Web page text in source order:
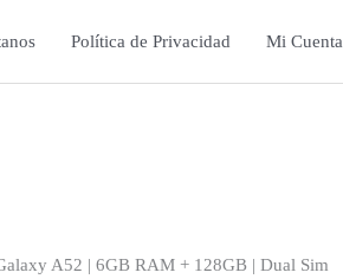
Política de Privacidad Mi Cuenta
A52 | 6GB RAM + 128GB | Dual Sim